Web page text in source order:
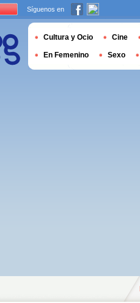
Síguenos en
Cultura y Ocio Cine
En Femenino Sexo